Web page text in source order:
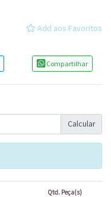
Add aos Favoritos
Compartilhar
Calcular
Qtd. Peça(s)